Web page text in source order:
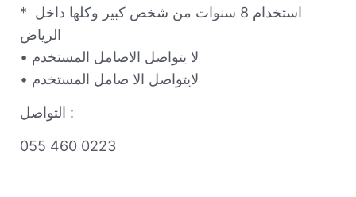
* استخدام 8 سنوات من شخص كبير وكلها داخل
الرياض
• لا يتواصل الاصامل المستخدم
• لايتواصل الا صامل المستخدم
التواصل :
055 460 0223